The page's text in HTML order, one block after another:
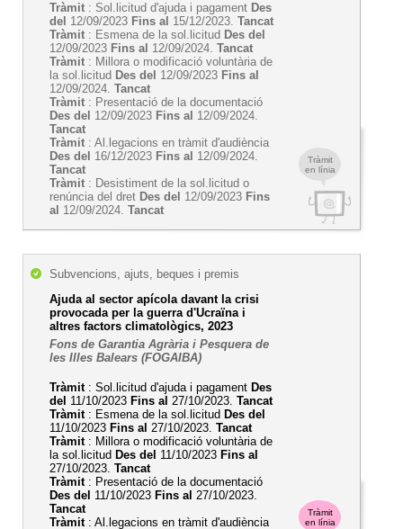
Tràmit
en línia
Tràmit : Sol.licitud d'ajuda i pagament Des
del 12/09/2023 Fins al 15/12/2023. Tancat
Tràmit : Esmena de la sol.licitud Des del
12/09/2023 Fins al 12/09/2024. Tancat
Tràmit : Millora o modificació voluntària de
la sol.licitud Des del 12/09/2023 Fins al
12/09/2024. Tancat
Tràmit : Presentació de la documentació
Des del 12/09/2023 Fins al 12/09/2024.
Tancat
Tràmit : Al.legacions en tràmit d'audiència
Des del 16/12/2023 Fins al 12/09/2024.
Tancat
Tràmit : Desistiment de la sol.licitud o
renúncia del dret Des del 12/09/2023 Fins
al 12/09/2024. Tancat
Tràmit
en línia
Subvencions, ajuts, beques i premis
Ajuda al sector apícola davant la crisi
provocada per la guerra d'Ucraïna i
altres factors climatològics, 2023
Fons de Garantia Agrària i Pesquera de
les Illes Balears (FOGAIBA)
Tràmit: Sol.licitud d'ajuda i pagament Des
del 11/10/2023 Fins al 27/10/2023. Tancat
Tràmit: Esmena de la sol.licitud Des del
11/10/2023 Fins al 27/10/2023. Tancat
Tràmit: Millora o modificació voluntària de
la sol.licitud Des del 11/10/2023 Fins al
27/10/2023. Tancat
Tràmit: Presentació de la documentació
Des del 11/10/2023 Fins al 27/10/2023.
Tancat
Tràmit: Al.legacions en tràmit d'audiència